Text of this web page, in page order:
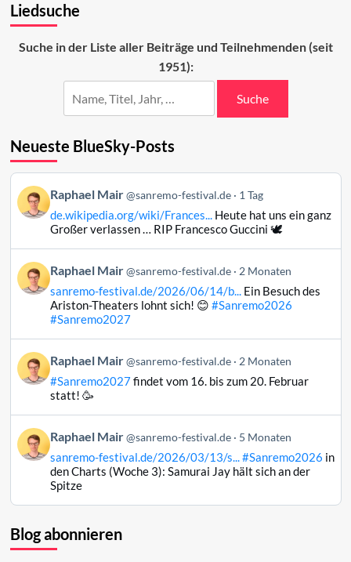
auf
Abend
Liedsuche
Suche in der Liste aller Beiträge und Teilnehmenden (seit
1951):
Suche
Neueste BlueSky-Posts
Beitrag
von
Raphael
Bluesky
ansehen
Raphael Mair @sanremo-festival.de 1 Tag
de.wikipedia.org/wiki/Frances...Heute hat uns ein ganz
Großer verlassen … RIP Francesco Guccini 🕊️
Beitrag
von
Raphael
ansehen
Raphael Mair @sanremo-festival.de 2 Monaten
sanremo-festival.de/2026/06/14/b...Ein Besuch des
Ariston-Theaters lohnt sich! 😊 #Sanremo2026
#Sanremo2027
Beitrag
von
Raphael
Bluesky
ansehen
Raphael Mair @sanremo-festival.de 2 Monaten
#Sanremo2027findet vom 16. bis zum 20. Februar
statt! 🥳
Beitrag
von
Raphael
ansehen
Raphael Mair @sanremo-festival.de 5 Monaten
sanremo-festival.de/2026/03/13/s...#Sanremo2026 in
den Charts (Woche 3): Samurai Jay hält sich an der
Spitze
Blog abonnieren